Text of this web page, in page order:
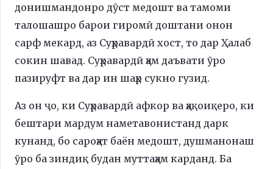
донишмандонро дӯст медошт ва тамоми
талошашро барои гиромӣ доштани онон
сарф мекард, аз Суҳравардӣ хост, то дар Ҳалаб
сокин шавад. Суҳравардӣ ҳам даъвати ӯро
пазируфт ва дар ин шаҳр сукно гузид.
Аз он ҷо, ки Суҳравардӣ афкор ва ҳақоиқеро, ки
бештари мардум наметавонистанд дарк
кунанд, бо сароҳат баён медошт, душманонаш
ӯро ба зиндиқ будан муттаҳам карданд. Ба